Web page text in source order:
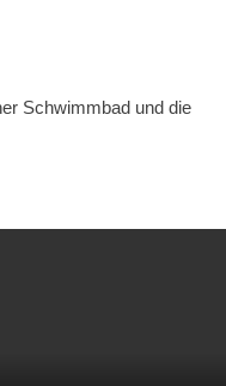
Schwimmbad und die